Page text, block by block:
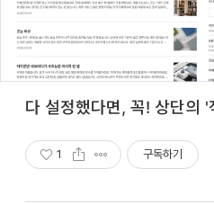
다 설정했다면, 꼭! 상단의
1 구독하기